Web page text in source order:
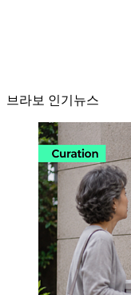
브라보 인기뉴스